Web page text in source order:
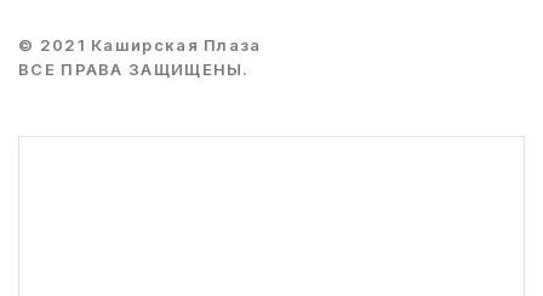
© 2021 Каширская Плаза
ВСЕ ПРАВА ЗАЩИЩЕНЫ.